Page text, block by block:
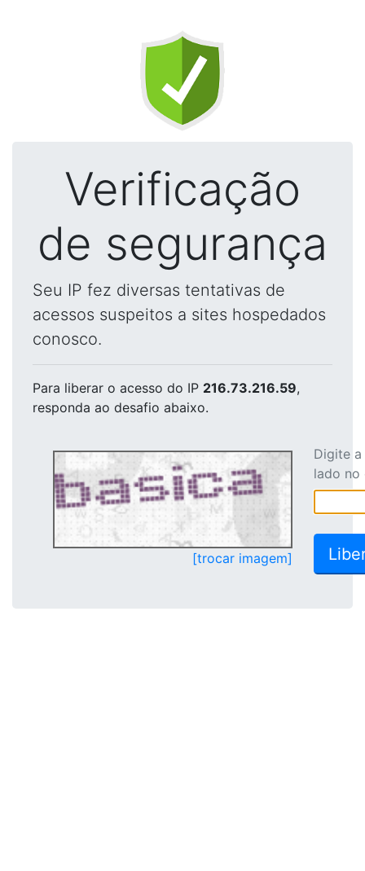
Verificação
de segurança
Seu IP fez diversas tentativas de
acessos suspeitos a sites hospedados
conosco.
Para liberar o acesso do IP 216.73.216.59,
responda ao desafio abaixo.
[trocar imagem]
Digite
lado no